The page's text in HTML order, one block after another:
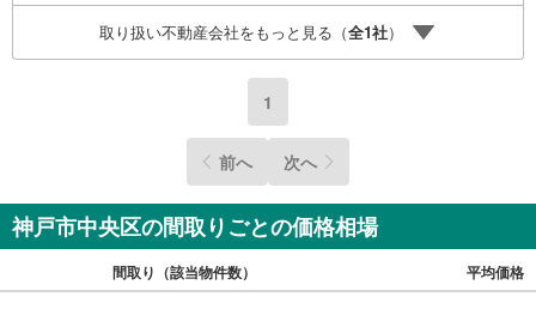
のお引渡し後に必要になったお家のリフォームも弊社のリ
フォームプランナーがご提案！5.定期的にご連絡を繋ぎ、
有事の際に迅速にサポートいたします弊社は専門家同士が
連携をとっているため、より多くの知見がございますお気
軽にお問合せください！
取り扱い不動産会社をもっと見る（全1社）
1
前へ 次へ
神戸市中央区の間取りごとの価格相場
間取り（該当物件数） 平均価格